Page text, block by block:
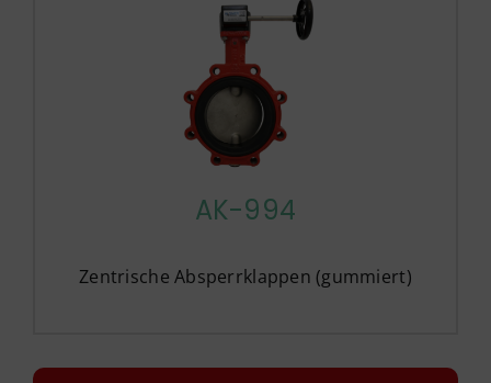
AK-994
Zentrische Absperrklappen (gummiert)